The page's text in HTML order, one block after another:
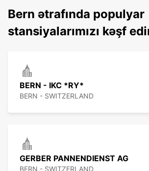
Bern ətrafında populyar
stansiyalarımızı kəşf
BERN - IKC *RY*
BERN - SWITZERLAND
GERBER PANNENDIENST AG
BERN - SWITZERLAND